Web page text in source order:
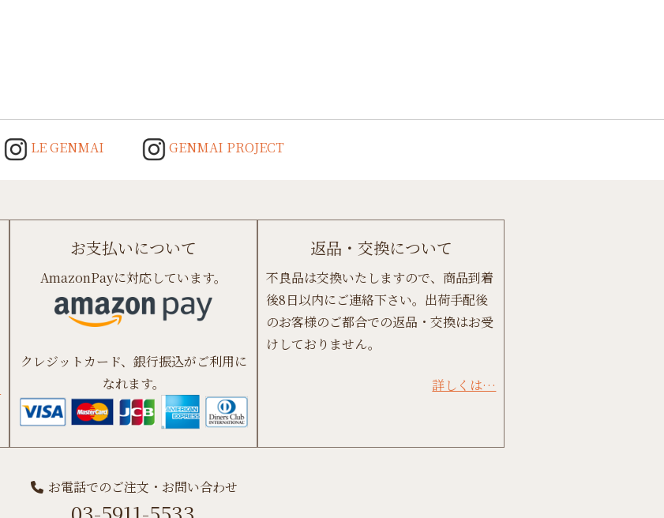
LE GENMAI GENMAI PROJECT
お支払いについて
AmazonPayに対応しています。
クレジットカード、銀行振込がご利用に
なれます。
返品・交換について
不良品は交換いたしますので、商品到着
後8日以内にご連絡下さい。出荷手配後
のお客様のご都合での返品・交換はお受
けしておりません。
詳しくは…
お電話でのご注文・お問い合わせ